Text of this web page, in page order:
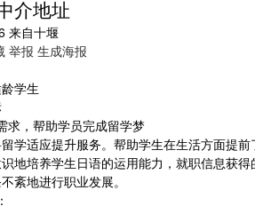
介地址
来自十堰
举报 生成海报
学生
求，帮助学员完成留学梦
适应提升服务。帮助学生在生活方面提
培养学生日语的运用能力，就职信息获
紊地进行职业发展。